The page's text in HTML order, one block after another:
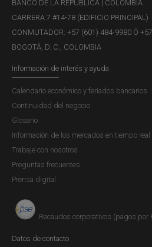
difusión al público y contribuye a
que presta el Banco...
Reporte de Mercados
Primer trimestre de
Publicación |
El Banco de la República (BR)
toma de decisiones, la rendición
al público. En particular, el
Financieros está enmarcado
que presta el Banco...
BANCO DE LA REPÚBLICA | COLOMBIA
CARRERA 7 #14-78 (EDIFICIO PRINCIPAL)
CONMUTADOR: +57 (601) 484-9980 Ó
BOGOTÁ, D. C., COLOMBIA
Información de interés y ayuda
Calendario económico y feriados bancarios
Continuidad del negocio
Glosario
Información de los mercados en tiempo real
Trabaje con nosotros
Preguntas frecuentes
Prensa digital
Recaudos corporativos (pagos por
Datos de contacto